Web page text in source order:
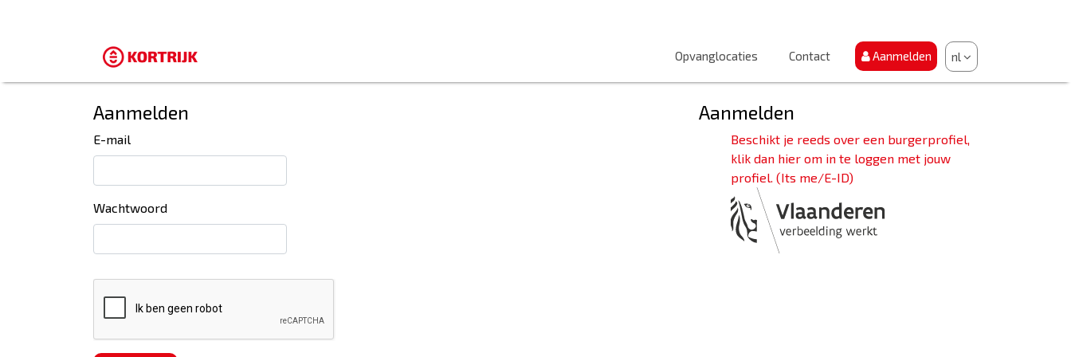
Opvanglocaties Contact Aanmelden nl
Aanmelden
E-mail
Wachtwoord
Aanmelden
Beschikt je reeds over een burgerprofiel,
klik dan hier om in te loggen met jouw
profiel. (Its me/E-ID)